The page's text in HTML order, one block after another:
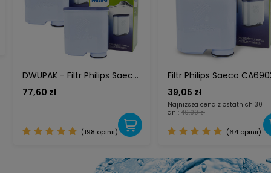
DWUPAK - Filtr Philips Saeco
AquaClean CA6903
Oryginalny Do Ekspresów
77,60 zł
(198 opinii)
Filtr Philips Saeco
AquaClean, oryginalny
39,05 zł
Najniższa cena z ostatnich 30
dni: 40,09 zł
(64 opinii)